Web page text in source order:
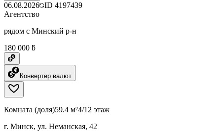
06.08.2026 ID 4197439
Агентство
рядом с Минский р-н
180 000 ƃ
Конвертер валют
Комната (доля)59.4 м²4/12 этаж
г. Минск, ул. Неманская, 42